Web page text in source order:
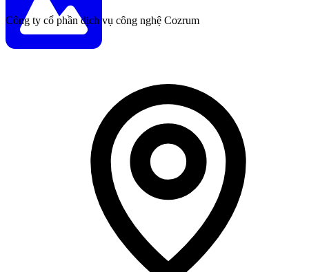
Công ty cổ phần dịch vụ công nghệ Cozrum